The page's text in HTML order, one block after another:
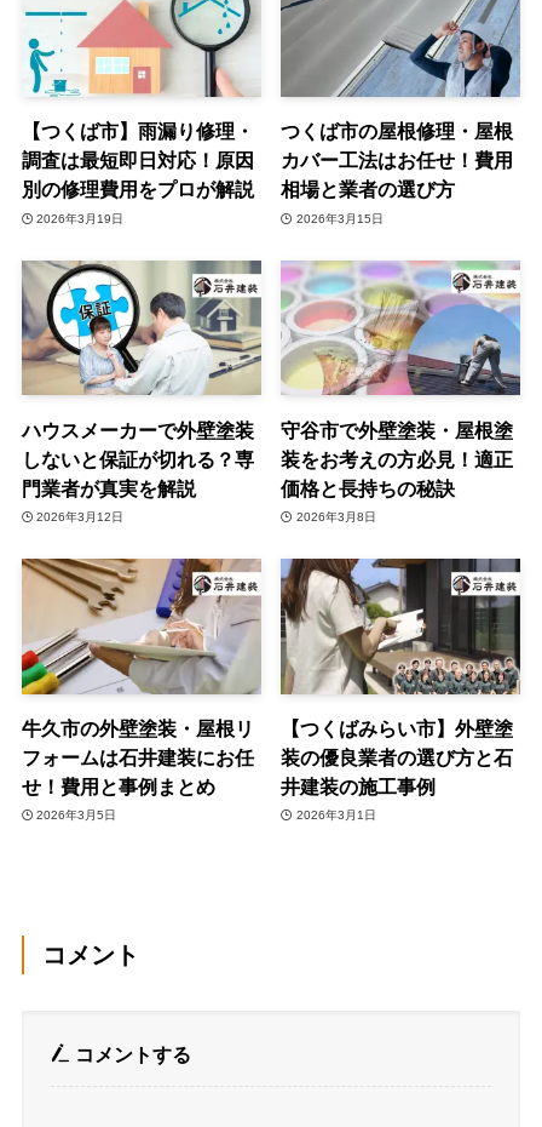
【つくば市】雨漏り修理・
調査は最短即日対応！原因
別の修理費用をプロが解説
2026年3月19日
つくば市の屋根修理・屋根
カバー工法はお任せ！費用
相場と業者の選び方
2026年3月15日
ハウスメーカーで外壁塗装
しないと保証が切れる？専
門業者が真実を解説
2026年3月12日
守谷市で外壁塗装・屋根塗
装をお考えの方必見！適正
価格と長持ちの秘訣
2026年3月8日
牛久市の外壁塗装・屋根リ
フォームは石井建装にお任
せ！費用と事例まとめ
2026年3月5日
【つくばみらい市】外壁塗
装の優良業者の選び方と石
井建装の施工事例
2026年3月1日
コメント
コメントする